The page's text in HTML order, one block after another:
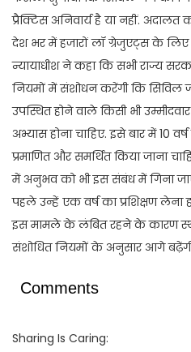
प्रैक्टिस अनिवार्य है या नहीं.
देश भर में हजारों लॉ ग्रेजुएट्स के लिए
न्यायाधीश ने कहा कि सभी राज्य
नियमों में संशोधन करेंगी कि
उपस्थित होने वाले किसी भी
अभ्यास होना चाहिए. इसे बार में 10
प्रमाणित और समर्थित किया जाना
में अनुभव को भी इस संबंध में गिना
पहले उन्हें एक वर्ष का प्रशिक्षण लेना
इस मामले के लंबित रहने के कारण
संशोधित नियमों के अनुसार आगे
Comments
Sharing Is Caring: